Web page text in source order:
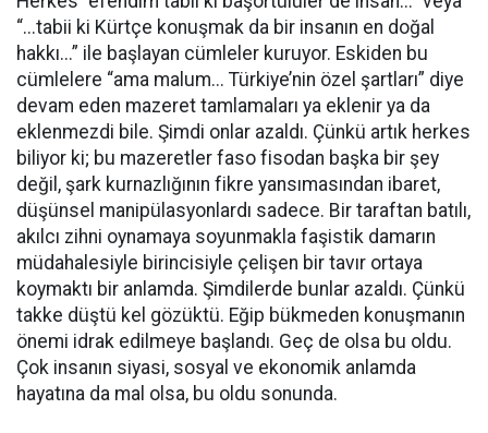
“...tabii ki Kürtçe konuşmak da bir insanın en doğal
hakkı...” ile başlayan cümleler kuruyor. Eskiden bu
cümlelere “ama malum... Türkiye’nin özel şartları” diye
devam eden mazeret tamlamaları ya eklenir ya da
eklenmezdi bile. Şimdi onlar azaldı. Çünkü artık herkes
biliyor ki; bu mazeretler faso fisodan başka bir şey
değil, şark kurnazlığının fikre yansımasından ibaret,
düşünsel manipülasyonlardı sadece. Bir taraftan batılı,
akılcı zihni oynamaya soyunmakla faşistik damarın
müdahalesiyle birincisiyle çelişen bir tavır ortaya
koymaktı bir anlamda. Şimdilerde bunlar azaldı. Çünkü
takke düştü kel gözüktü. Eğip bükmeden konuşmanın
önemi idrak edilmeye başlandı. Geç de olsa bu oldu.
Çok insanın siyasi, sosyal ve ekonomik anlamda
hayatına da mal olsa, bu oldu sonunda.